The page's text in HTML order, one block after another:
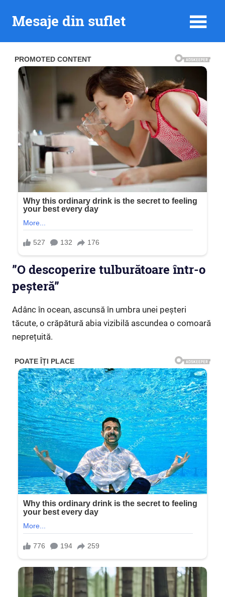
Mesaje din suflet
”O descoperire tulburătoare într-o
peșteră”
Adânc în ocean, ascunsă în umbra unei peșteri
tăcute, o crăpătură abia vizibilă ascundea o comoară
neprețuită.